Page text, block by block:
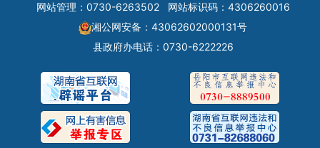
网站管理：0730-6263502
网站标识码：4306260016
湘公网安备：43062602000131号
县政府办电话：0730-6222226